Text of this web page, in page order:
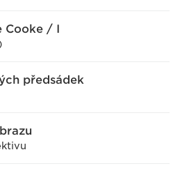
Cooke / I
předsádek